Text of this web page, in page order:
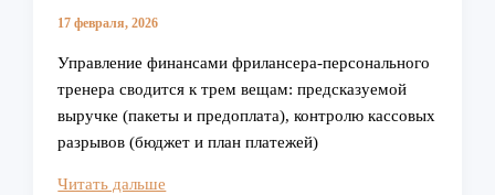
17 февраля, 2026
Управление финансами фрилансера‑персонального
тренера сводится к трем вещам: предсказуемой
выручке (пакеты и предоплата), контролю кассовых
разрывов (бюджет и план платежей)
Как
Читать дальше